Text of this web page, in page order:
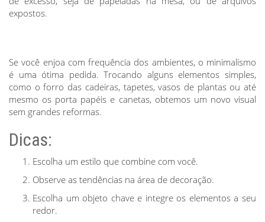
expostos.
Se você enjoa com frequência dos ambientes, o minimalismo
é uma ótima pedida. Trocando alguns elementos simples,
como o forro das cadeiras, tapetes, vasos de plantas ou até
mesmo os porta papéis e canetas, obtemos um novo visual
sem grandes reformas.
Dicas:
Escolha um estilo que combine com você.
Observe as tendências na área de decoração.
Escolha um objeto chave e integre os elementos a seu
redor.